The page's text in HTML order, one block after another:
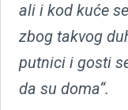
ali i kod kuće
zbog takvog
putnici i gosti
da su doma“.